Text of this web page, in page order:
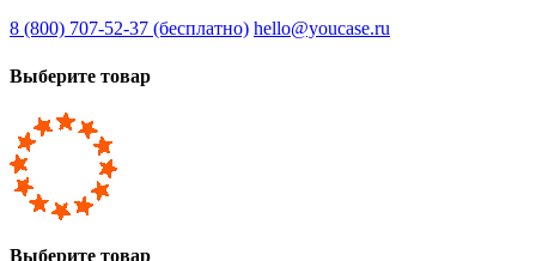
8 (800) 707-52-37 (бесплатно) hello@youcase.ru
Выберите товар
Выберите товар